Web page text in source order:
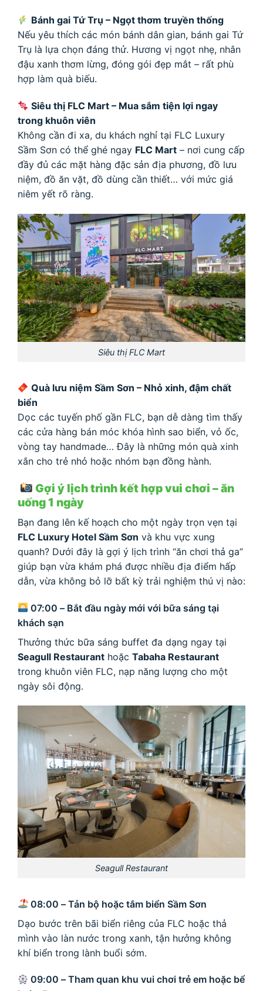
Bánh gai Tứ Trụ – Ngọt thơm truyền thống
Nếu yêu thích các món bánh dân gian, bánh gai Tứ
Trụ là lựa chọn đáng thử. Hương vị ngọt nhẹ, nhân
đậu xanh thơm lừng, đóng gói đẹp mắt – rất phù
hợp làm quà biếu.
Siêu thị FLC Mart – Mua sắm tiện lợi ngay
trong khuôn viên
Không cần đi xa, du khách nghỉ tại FLC Luxury
Sầm Sơn có thể ghé ngay FLC Mart – nơi cung cấp
đầy đủ các mặt hàng đặc sản địa phương, đồ lưu
niệm, đồ ăn vặt, đồ dùng cần thiết… với mức giá
niêm yết rõ ràng.
Siêu thị FLC Mart
Quà lưu niệm Sầm Sơn – Nhỏ xinh, đậm chất
biển
Dọc các tuyến phố gần FLC, bạn dễ dàng tìm thấy
các cửa hàng bán móc khóa hình sao biển, vỏ ốc,
vòng tay handmade… Đây là những món quà xinh
xắn cho trẻ nhỏ hoặc nhóm bạn đồng hành.
Gợi ý lịch trình kết hợp vui chơi – ăn
uống 1 ngày
Bạn đang lên kế hoạch cho một ngày trọn vẹn tại
FLC Luxury Hotel Sầm Sơn và khu vực xung
quanh? Dưới đây là gợi ý lịch trình “ăn chơi thả ga”
giúp bạn vừa khám phá được nhiều địa điểm hấp
dẫn, vừa không bỏ lỡ bất kỳ trải nghiệm thú vị nào:
07:00 – Bắt đầu ngày mới với bữa sáng tại
khách sạn
Thưởng thức bữa sáng buffet đa dạng ngay tại
Seagull Restaurant hoặc Tabaha Restaurant
trong khuôn viên FLC, nạp năng lượng cho một
ngày sôi động.
Seagull Restaurant
08:00 – Tản bộ hoặc tắm biển Sầm Sơn
Dạo bước trên bãi biển riêng của FLC hoặc thả
mình vào làn nước trong xanh, tận hưởng không
khí biển trong lành buổi sớm.
09:00 – Tham quan khu vui chơi trẻ em hoặc bể